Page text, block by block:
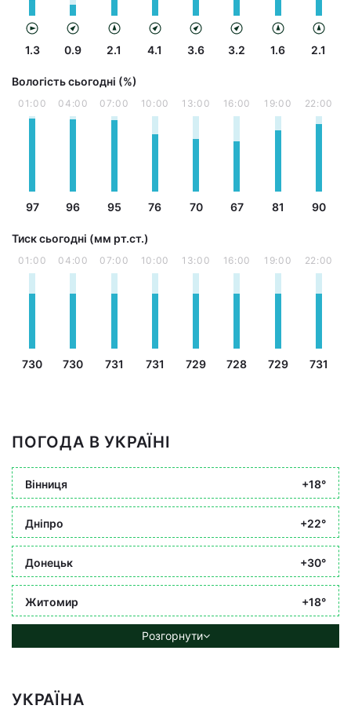
1.3 0.9 2.1 4.1 3.6 3.2 1.6 2.1
Вологість сьогодні (%)
01:00
97
04:00
96
07:00
95
10:00
76
13:00
70
16:00
67
19:00
81
22:00
90
Тиск сьогодні (мм рт.ст.)
01:00
730
04:00
730
07:00
731
10:00
731
13:00
729
16:00
728
19:00
729
22:00
731
ПОГОДА В УКРАЇНІ
Вінниця +18°
Дніпро +22°
Донецьк +30°
Житомир +18°
Розгорнути
УКРАЇНА